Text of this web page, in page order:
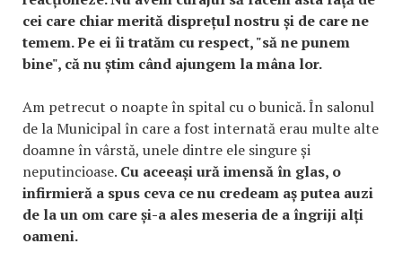
cei care chiar merită disprețul nostru și de care ne
temem. Pe ei îi tratăm cu respect, "să ne punem
bine", că nu știm când ajungem la mâna lor.
Am petrecut o noapte în spital cu o bunică. În salonul
de la Municipal în care a fost internată erau multe alte
doamne în vârstă, unele dintre ele singure și
neputincioase. Cu aceeași ură imensă în glas, o
infirmieră a spus ceva ce nu credeam aș putea auzi
de la un om care și-a ales meseria de a îngriji alți
oameni.